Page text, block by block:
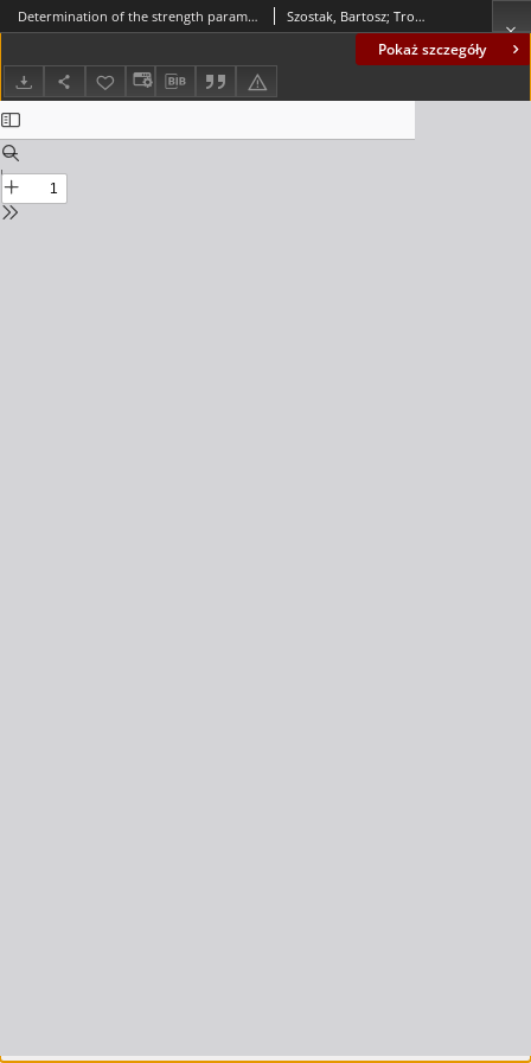
Pokaż szczegóły
Determination of the strength parameters of pinewood based on the non-destructive sclerometric test with a wood hammer Szostak, Bartosz; Trochonowicz, Maciej; Kowalczyk, Mateusz